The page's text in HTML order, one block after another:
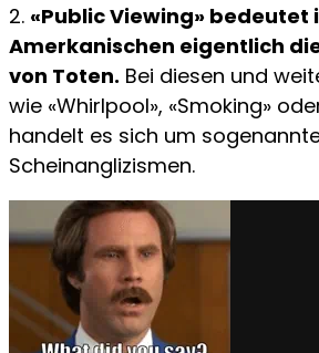
2. «Public Viewing» bedeutet
Amerkanischen eigentlich
von Toten. Bei diesen und
wie «Whirlpool», «Smoking»
handelt es sich um
Scheinanglizismen.